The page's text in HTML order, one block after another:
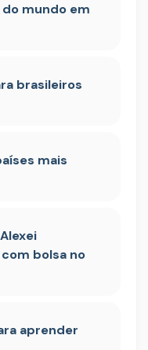
mundo em
brasileiros
mais
bolsa no
aprender